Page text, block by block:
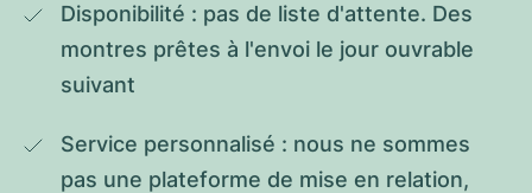
Disponibilité : pas de liste d'attente. Des
montres prêtes à l'envoi le jour ouvrable
suivant
Service personnalisé : nous ne sommes
pas une plateforme de mise en relation,